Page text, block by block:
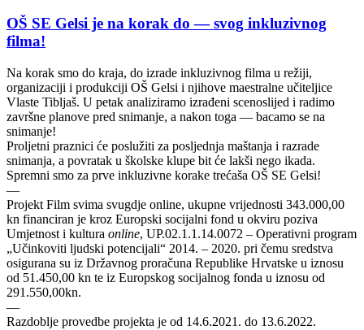
OŠ SE Gelsi je na korak do — svog inkluzivnog
filma!
Na korak smo do kraja, do izrade inkluzivnog filma u režiji,
organizaciji i produkciji OŠ Gelsi i njihove maestralne učiteljice
Vlaste Tibljaš. U petak analiziramo izrađeni scenoslijed i radimo
završne planove pred snimanje, a nakon toga — bacamo se na
snimanje!
Proljetni praznici će poslužiti za posljednja maštanja i razrade
snimanja, a povratak u školske klupe bit će lakši nego ikada.
Spremni smo za prve inkluzivne korake trećaša OŠ SE Gelsi!
—
Projekt Film svima svugdje online, ukupne vrijednosti 343.000,00
kn financiran je kroz Europski socijalni fond u okviru poziva
Umjetnost i kultura online, UP.02.1.1.14.0072 – Operativni program
„Učinkoviti ljudski potencijali“ 2014. – 2020. pri čemu sredstva
osigurana su iz Državnog proračuna Republike Hrvatske u iznosu
od 51.450,00 kn te iz Europskog socijalnog fonda u iznosu od
291.550,00kn.
—
Razdoblje provedbe projekta je od 14.6.2021. do 13.6.2022.